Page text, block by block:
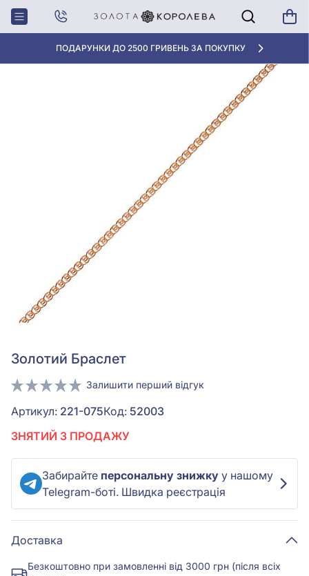
«КРАЩА ЦІНА» ВІД 5945 ГРН/ГРАМ
Головна Золотий Браслет
Золотий Браслет
Залишити перший відгук
Артикул: 221-075Код: 52003
ЗНЯТИЙ З ПРОДАЖУ
Забирайте персональну знижку у нашому
Telegram-боті. Швидка реєстрація
Доставка
Безкоштовно при замовленні від 3000 грн (після всіх